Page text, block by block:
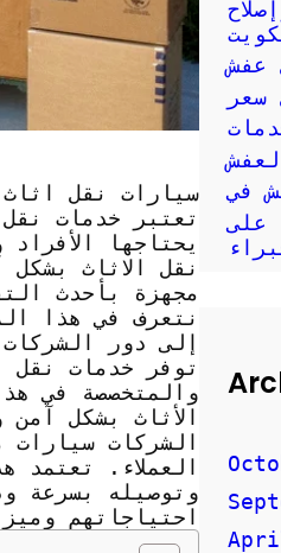
سيارات نقل اثاث
تعتبر خدمات
يحتاجها
نقل الاثاث
مجهزة بأحدث
نتعرف في هذا
إلى دور
توفر خدمات نقل
والمتخصصة في
الأثاث بشكل
الشركات سيارات
العملاء. تعتمد
وتوصيله بسرعة
احتياجاتهم
عفش
سعر
في
على